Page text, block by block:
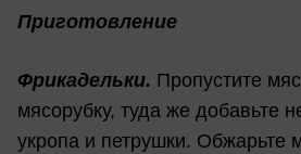
Приготовление
Фрикадельки. Пропустите
мясорубку, туда же добавьте
укропа и петрушки. Обжарьте